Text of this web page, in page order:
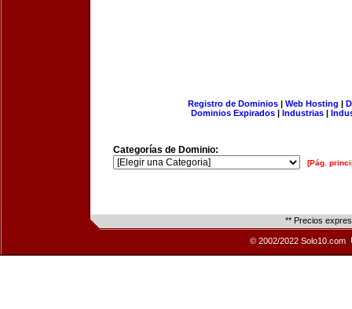
Registro de Dominios| Web Hosting |
Dominios Expirados | Industrias |
Categorías de Dominio:
[Pág.
** Precios
© 2002/2022 Solo10.com